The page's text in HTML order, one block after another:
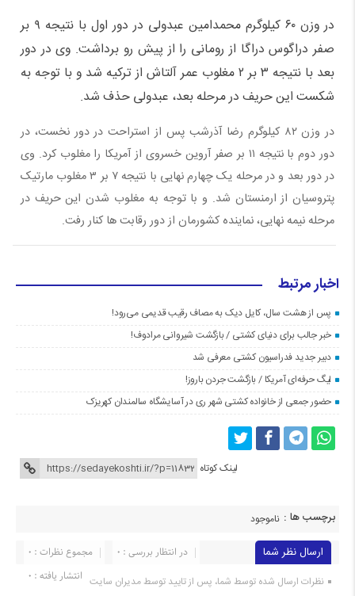
در وزن ۶۰ کیلوگرم محمدامین عبدولی در دور اول با نتیجه ۹ بر
صفر دراگوس دراگا از رومانی را از پیش رو برداشت. وی در دور
بعد با نتیجه ۳ بر ۲ مغلوب عمر آلتاش از ترکیه شد و با توجه به
شکست این حریف در مرحله بعد، عبدولی حذف شد.
در وزن ۸۲ کیلوگرم رضا آذرشب پس از استراحت در دور نخست، در
دور دوم با نتیجه ۱۱ بر صفر آروین خسروی از آمریکا را مغلوب کرد. وی
در دور بعد و در مرحله یک چهارم نهایی با نتیجه ۷ بر ۳ مغلوب مارتیک
پتروسیان از ارمنستان شد. و با توجه به مغلوب شدن این حریف در
مرحله نیمه نهایی، نماینده کشورمان از دور رقابت ها کنار رفت.
اخبار مرتبط
پس از هشت سال، کایل دیک به مصاف رقیب قدیمی می‌رود!
خبر جالب برای دنیای کشتی / بازگشت شیروانی مرادوف!
دبیر جدید فدراسیون کشتی معرفی شد
لیگ حرفه‌ای آمریکا / بازگشت جردن باروز!
حضور جمعی از خانواده کشتی شهر ری در آسایشگاه سالمندان کهریزک
لینک کوتاه
برچسب ها : ناموجود
ارسال نظر شما مجموع نظرات : 0
در انتظار بررسی : 0
انتشار یافته : ۰ نظرات ارسال شده توسط شما، پس از تایید توسط مدیران سایت